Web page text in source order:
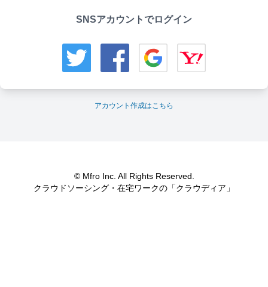
SNSアカウントでログイン
アカウント作成はこちら
© Mfro Inc. All Rights Reserved.
クラウドソーシング・在宅ワークの「クラウディア」